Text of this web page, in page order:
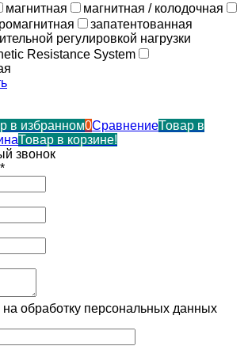
магнитная
магнитная / колодочная
запатентованная
регулировкой нагрузки
Resistance System
в избранном0СравнениеТовар в
Товар в корзине!
звонок
обработку персональных данных